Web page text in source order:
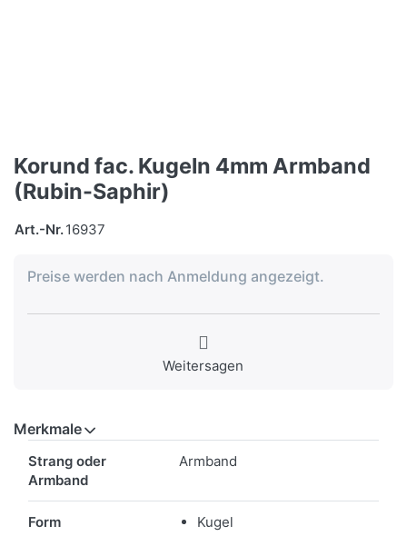
Korund fac. Kugeln 4mm Armband
(Rubin-Saphir)
Art.-Nr.16937
Preise werden nach Anmeldung angezeigt.
Weitersagen
Merkmale
Strang oder
Armband
Armband
Form
Kugel